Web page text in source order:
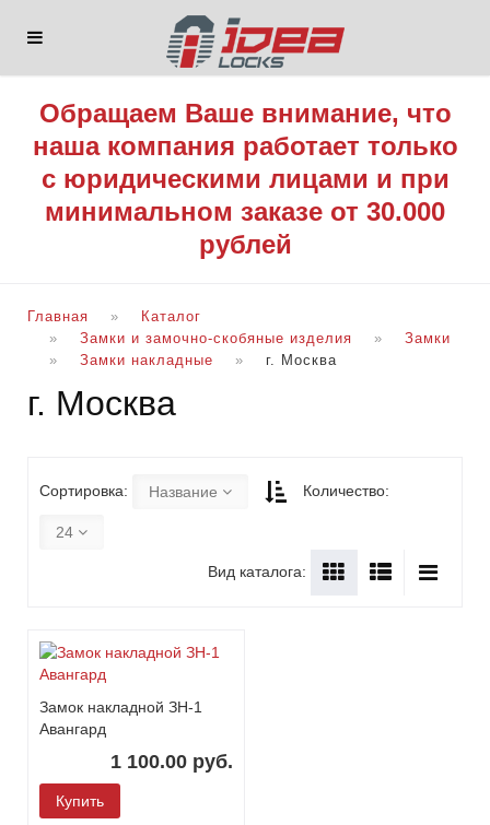
Обращаем Ваше внимание, что
наша компания работает только
с юридическими лицами и при
минимальном заказе от 30.000
рублей
Главная
Каталог
Замки и замочно-скобяные изделия
Замки
Замки накладные
г. Москва
г. Москва
Сортировка: Название Количество:
24
Вид каталога:
Замок накладной ЗН-1
Авангард
1 100.00 руб.
Купить